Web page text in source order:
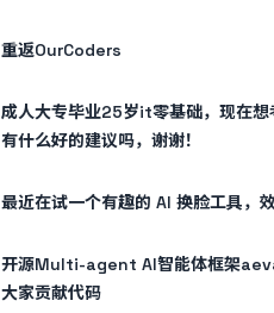
重返OurCoders
成人大专毕业25岁it零基础，现在想
有什么好的建议吗，谢谢！
最近在试一个有趣的 AI 换脸工具，
开源Multi-agent AI智能体框架
大家贡献代码